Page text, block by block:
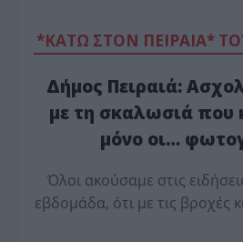
*ΚΑΤΩ ΣΤΟΝ ΠΕΙΡΑΙΑ*
Δήμος Πειραιά:
με τη σκαλωσιά που
μόνο οι…
Όλοι ακούσαμε στις
εβδομάδα, ότι με τις βροχές